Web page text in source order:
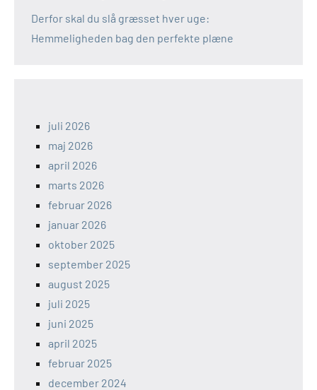
Derfor skal du slå græsset hver uge:
Hemmeligheden bag den perfekte plæne
juli 2026
maj 2026
april 2026
marts 2026
februar 2026
januar 2026
oktober 2025
september 2025
august 2025
juli 2025
juni 2025
april 2025
februar 2025
december 2024